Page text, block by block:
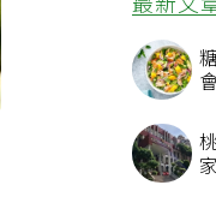
最新文